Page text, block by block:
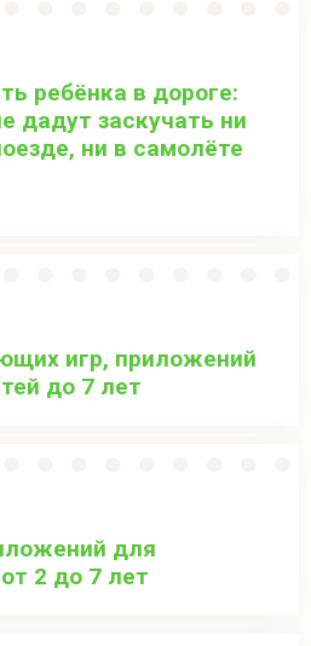
ребёнка в дороге:
дадут заскучать ни
ни в самолёте
игр, приложений
до 7 лет
для
2 до 7 лет